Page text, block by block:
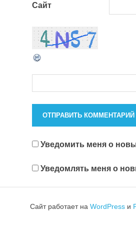
Сайт
Уведомить меня о
Уведомлять меня о
Сайт работает на WordPress и